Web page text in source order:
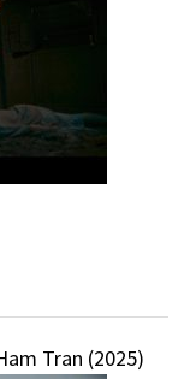
Tran (2025)